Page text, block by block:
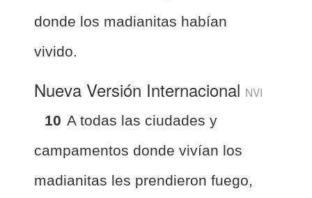
donde los madianitas habían
vivido.
Nueva Versión Internacional NVI
10 A todas las ciudades y
campamentos donde vivían los
madianitas les prendieron fuego,